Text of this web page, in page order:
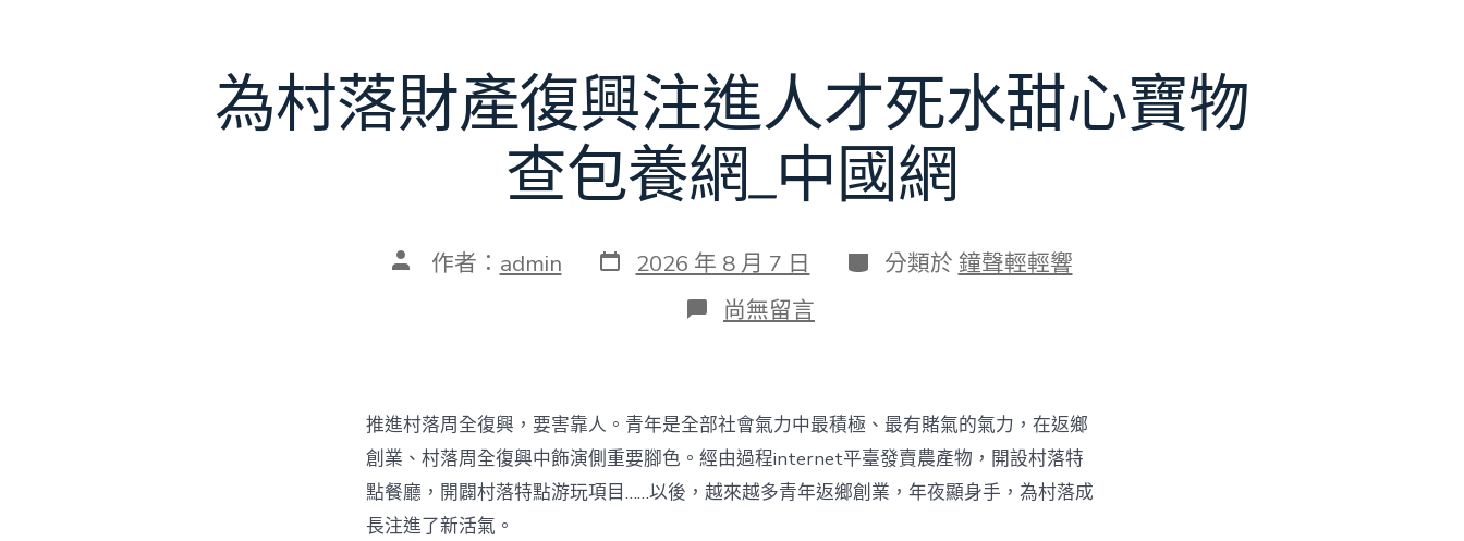
為村落財產復興注進人才死水甜心寶物
查包養網_中國網
文 作者： admin 發
表
2026 年 8 月 7 日 分
類
分類於 鐘聲輕輕響
在
〈為
產
復
興
注
進
尚無留言
推進村落周全復興，要害靠人。青年是全部社會氣力中最積極、最有賭氣的氣力，在返鄉
創業、村落周全復興中飾演側重要腳色。經由過程internet平臺發賣農產物，開設村落特
點餐廳，開闢村落特點游玩項目……以後，越來越多青年返鄉創業，年夜顯身手，為村落成
長注進了新活氣。